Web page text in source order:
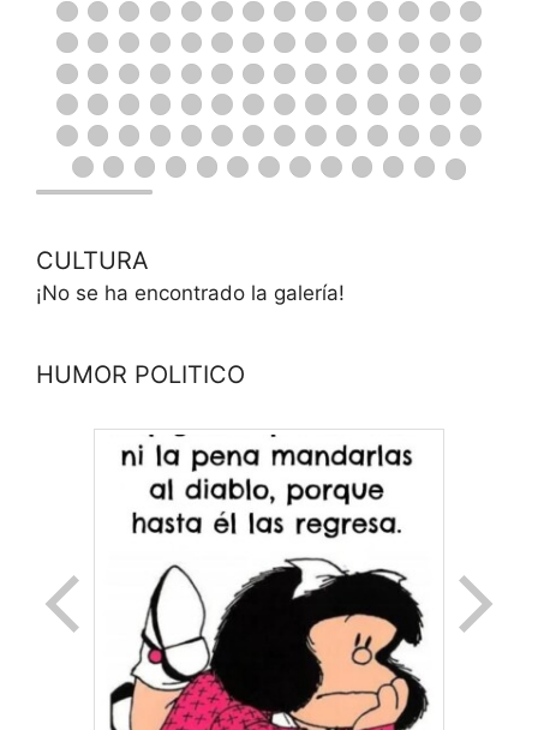
CULTURA
¡No se ha encontrado la galería!
HUMOR POLITICO